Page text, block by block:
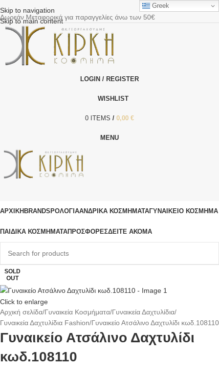
Skip to navigation
Skip to main content
Greek
Δωρεάν Μεταφορικά για παραγγελίες άνω των 50€
LOGIN / REGISTER
WISHLIST
0 ITEMS / 0,00 €
MENU
ΑΡΧΙΚΗBRANDSΡΟΛΌΓΙΑΑΝΔΡΙΚΆ ΚΟΣΜΉΜΑΤΑΓΥΝΑΙΚΕΊΟ ΚΟΣΜΉΜΑ
ΠΑΙΔΙΚΆ ΚΟΣΜΉΜΑΤΑΠΡΟΣΦΟΡΈΣΔΕΊΤΕ ΑΚΌΜΑ
SOLD
OUT
Click to enlarge
Αρχική σελίδα Γυναικεία Κοσμήματα Γυναικεία Δαχτυλίδια
Γυναικεία Δαχτυλίδια Fashion Γυναικείο Ατσάλινο Δαχτυλίδι κωδ.108110
Γυναικείο Ατσάλινο Δαχτυλίδι
κωδ.108110